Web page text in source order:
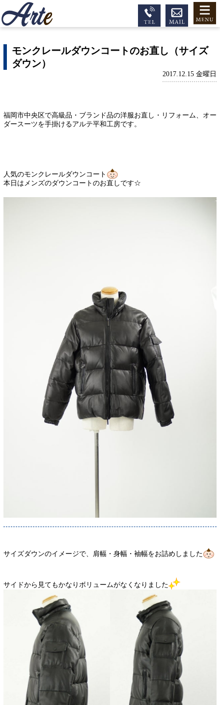
モンクレールダウンコートのお直し（サイズ
ダウン）
2017.12.15 金曜日
福岡市中央区で高級品・ブランド品の洋服お直し・リフォーム、オー
ダースーツを手掛けるアルテ平和工房です。
人気のモンクレールダウンコート
本日はメンズのダウンコートのお直しです☆
サイズダウンのイメージで、肩幅・身幅・袖幅をお詰めしました
サイドから見てもかなりボリュームがなくなりました